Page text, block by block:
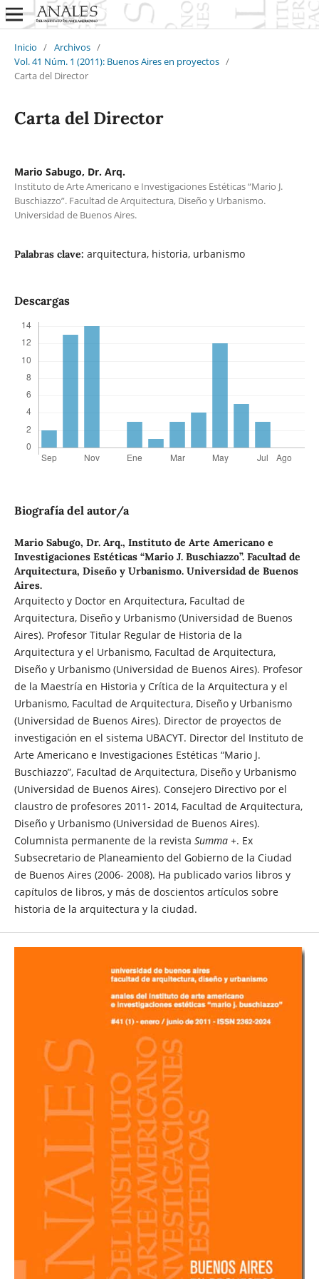
Inicio / Archivos /
Vol. 41 Núm. 1 (2011): Buenos Aires en proyectos /
Carta del Director
Carta del Director
Mario Sabugo, Dr. Arq.
Instituto de Arte Americano e Investigaciones Estéticas “Mario J.
Buschiazzo”. Facultad de Arquitectura, Diseño y Urbanismo.
Universidad de Buenos Aires.
Palabras clave: arquitectura, historia, urbanismo
Descargas
Biografía del autor/a
Mario Sabugo, Dr. Arq., Instituto de Arte Americano e
Investigaciones Estéticas “Mario J. Buschiazzo”. Facultad de
Arquitectura, Diseño y Urbanismo. Universidad de Buenos
Aires.
Arquitecto y Doctor en Arquitectura, Facultad de
Arquitectura, Diseño y Urbanismo (Universidad de Buenos
Aires). Profesor Titular Regular de Historia de la
Arquitectura y el Urbanismo, Facultad de Arquitectura,
Diseño y Urbanismo (Universidad de Buenos Aires). Profesor
de la Maestría en Historia y Crítica de la Arquitectura y el
Urbanismo, Facultad de Arquitectura, Diseño y Urbanismo
(Universidad de Buenos Aires). Director de proyectos de
investigación en el sistema UBACYT. Director del Instituto de
Arte Americano e Investigaciones Estéticas “Mario J.
Buschiazzo”, Facultad de Arquitectura, Diseño y Urbanismo
(Universidad de Buenos Aires). Consejero Directivo por el
claustro de profesores 2011- 2014, Facultad de Arquitectura,
Diseño y Urbanismo (Universidad de Buenos Aires).
Columnista permanente de la revista Summa +. Ex
Subsecretario de Planeamiento del Gobierno de la Ciudad
de Buenos Aires (2006- 2008). Ha publicado varios libros y
capítulos de libros, y más de doscientos artículos sobre
historia de la arquitectura y la ciudad.